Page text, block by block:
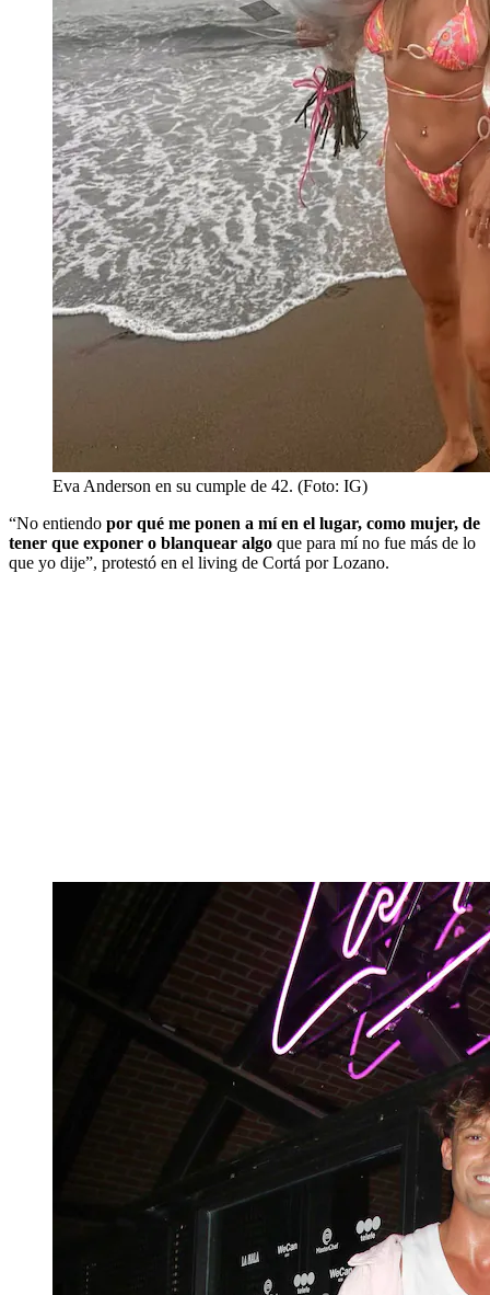
Eva Anderson en su cumple de 42. (Foto: IG)
“No entiendo por qué me ponen a mí en el lugar, como mujer, de
tener que exponer o blanquear algo que para mí no fue más de lo
que yo dije”, protestó en el living de Cortá por Lozano.